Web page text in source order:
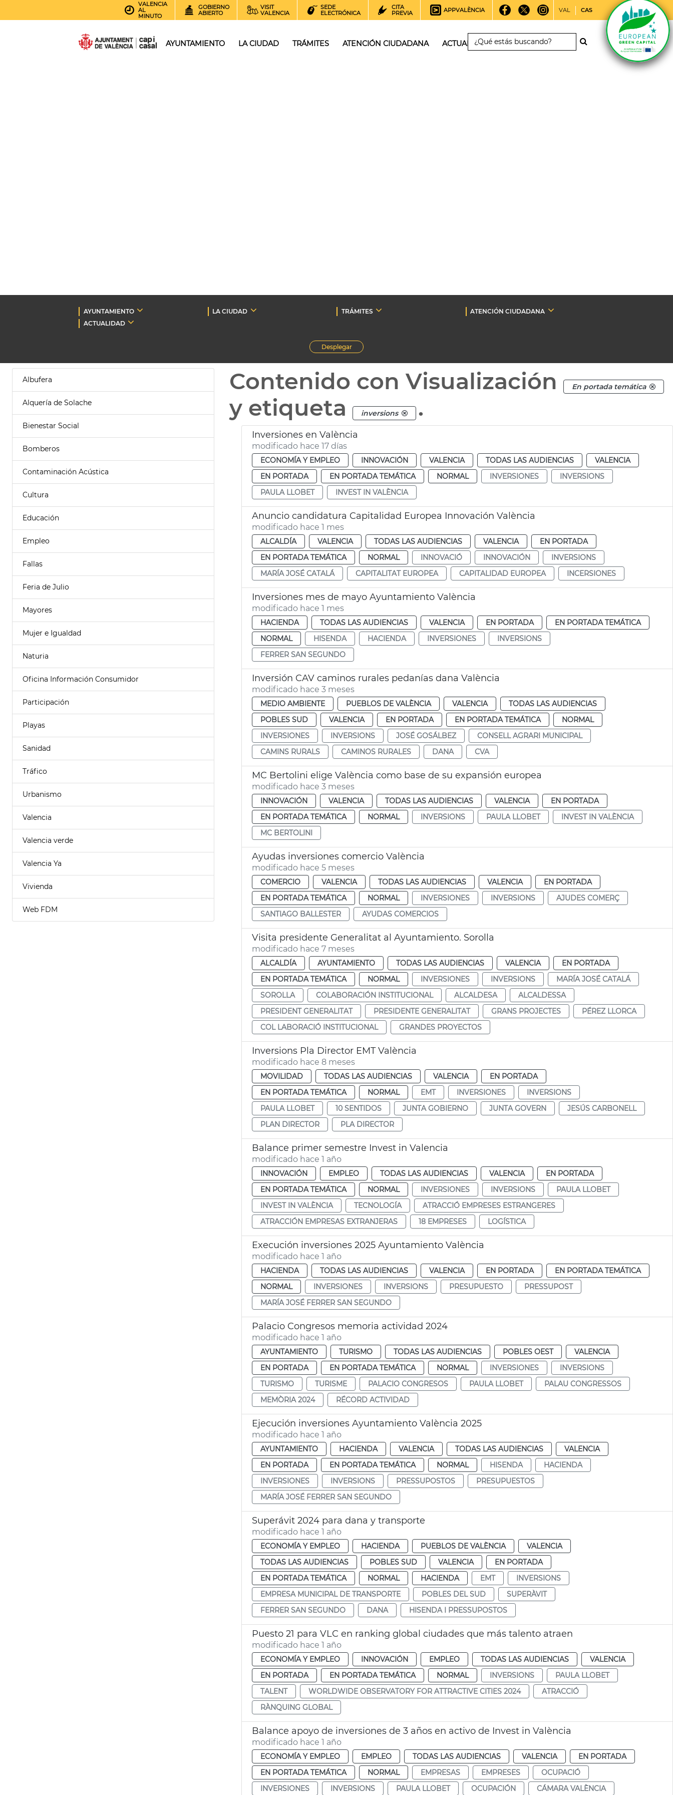
VALENCIA
AL
MINUTO
GOBIERNO
ABIERTO
VISIT
VALENCIA
SEDE
ELECTRÓNICA
CITA
PREVIA
APPVALÈNCIA VAL CAS
AYUNTAMIENTO LA CIUDAD TRÁMITES ATENCIÓN CIUDADANA ACTUALIDAD
AYUNTAMIENTO LA CIUDAD TRÁMITES
ATENCIÓN CIUDADANA
ACTUALIDAD
Desplegar
Albufera
Alquería de Solache
Bienestar Social
Bomberos
Contaminación Acústica
Cultura
Educación
Empleo
Fallas
Feria de Julio
Mayores
Mujer e Igualdad
Naturia
Oficina Información Consumidor
Participación
Playas
Sanidad
Tráfico
Urbanismo
Valencia
Valencia verde
Valencia Ya
Vivienda
Web FDM
Contenido con Visualización En portada temática
y etiqueta inversions .
Inversiones en València
modificado hace 17 días
ECONOMÍA Y EMPLEO INNOVACIÓN VALENCIA TODAS LAS AUDIENCIAS
VALENCIA
EN PORTADA
EN PORTADA TEMÁTICA NORMAL INVERSIONES
INVERSIONS
PAULA LLOBET
INVEST IN VALÈNCIA
Anuncio candidatura Capitalidad Europea Innovación València
modificado hace 1 mes
ALCALDÍA VALENCIA TODAS LAS AUDIENCIAS VALENCIA
EN PORTADA
EN PORTADA TEMÁTICA
NORMAL INNOVACIÓ INNOVACIÓN
INVERSIONS
MARÍA JOSÉ CATALÁ
CAPITALITAT EUROPEA CAPITALIDAD EUROPEA INCERSIONES
Inversiones mes de mayo Ayuntamiento València
modificado hace 1 mes
HACIENDA TODAS LAS AUDIENCIAS VALENCIA EN PORTADA
EN PORTADA TEMÁTICA
NORMAL
HISENDA HACIENDA INVERSIONES
INVERSIONS
FERRER SAN SEGUNDO
Inversión CAV caminos rurales pedanías dana València
modificado hace 3 meses
MEDIO AMBIENTE PUEBLOS DE VALÈNCIA VALENCIA
TODAS LAS AUDIENCIAS
POBLES SUD
VALENCIA EN PORTADA EN PORTADA TEMÁTICA
NORMAL
INVERSIONES
INVERSIONS JOSÉ GOSÁLBEZ
CONSELL AGRARI MUNICIPAL
CAMINS RURALS
CAMINOS RURALES DANA CVA
MC Bertolini elige València como base de su expansión europea
modificado hace 3 meses
INNOVACIÓN VALENCIA TODAS LAS AUDIENCIAS VALENCIA
EN PORTADA
EN PORTADA TEMÁTICA
NORMAL INVERSIONS PAULA LLOBET
INVEST IN VALÈNCIA
MC BERTOLINI
Ayudas inversiones comercio València
modificado hace 5 meses
COMERCIO VALENCIA TODAS LAS AUDIENCIAS VALENCIA
EN PORTADA
EN PORTADA TEMÁTICA
NORMAL INVERSIONES INVERSIONS
AJUDES COMERÇ
SANTIAGO BALLESTER
AYUDAS COMERCIOS
Visita presidente Generalitat al Ayuntamiento. Sorolla
modificado hace 7 meses
ALCALDÍA AYUNTAMIENTO TODAS LAS AUDIENCIAS VALENCIA
EN PORTADA
EN PORTADA TEMÁTICA
NORMAL INVERSIONES INVERSIONS
MARÍA JOSÉ CATALÁ
SOROLLA
COLABORACIÓN INSTITUCIONAL ALCALDESA
ALCALDESSA
PRESIDENT GENERALITAT
PRESIDENTE GENERALITAT GRANS PROJECTES
PÉREZ LLORCA
COL LABORACIÓ INSTITUCIONAL
GRANDES PROYECTOS
Inversions Pla Director EMT València
modificado hace 8 meses
MOVILIDAD TODAS LAS AUDIENCIAS VALENCIA
EN PORTADA
EN PORTADA TEMÁTICA
NORMAL EMT INVERSIONES
INVERSIONS
PAULA LLOBET
10 SENTIDOS JUNTA GOBIERNO JUNTA GOVERN
JESÚS CARBONELL
PLAN DIRECTOR
PLA DIRECTOR
Balance primer semestre Invest in Valencia
modificado hace 1 año
INNOVACIÓN EMPLEO TODAS LAS AUDIENCIAS VALENCIA
EN PORTADA
EN PORTADA TEMÁTICA
NORMAL INVERSIONES INVERSIONS
PAULA LLOBET
INVEST IN VALÈNCIA
TECNOLOGÍA
ATRACCIÓ EMPRESES ESTRANGERES
ATRACCIÓN EMPRESAS EXTRANJERAS
18 EMPRESES LOGÍSTICA
Execución inversiones 2025 Ayuntamiento València
modificado hace 1 año
HACIENDA TODAS LAS AUDIENCIAS VALENCIA EN PORTADA
EN PORTADA TEMÁTICA
NORMAL
INVERSIONES INVERSIONS PRESUPUESTO
PRESSUPOST
MARÍA JOSÉ FERRER SAN SEGUNDO
Palacio Congresos memoria actividad 2024
modificado hace 1 año
AYUNTAMIENTO TURISMO TODAS LAS AUDIENCIAS POBLES OEST
VALENCIA
EN PORTADA
EN PORTADA TEMÁTICA NORMAL INVERSIONES
INVERSIONS
TURISMO
TURISME PALACIO CONGRESOS PAULA LLOBET
PALAU CONGRESSOS
MEMÒRIA 2024
RÉCORD ACTIVIDAD
Ejecución inversiones Ayuntamiento València 2025
modificado hace 1 año
AYUNTAMIENTO HACIENDA VALENCIA TODAS LAS AUDIENCIAS
VALENCIA
EN PORTADA
EN PORTADA TEMÁTICA NORMAL HISENDA
HACIENDA
INVERSIONES
INVERSIONS PRESSUPOSTOS
PRESUPUESTOS
MARÍA JOSÉ FERRER SAN SEGUNDO
Superávit 2024 para dana y transporte
modificado hace 1 año
ECONOMÍA Y EMPLEO HACIENDA PUEBLOS DE VALÈNCIA
VALENCIA
TODAS LAS AUDIENCIAS
POBLES SUD VALENCIA
EN PORTADA
EN PORTADA TEMÁTICA
NORMAL HACIENDA EMT
INVERSIONS
EMPRESA MUNICIPAL DE TRANSPORTE
POBLES DEL SUD
SUPERÀVIT
FERRER SAN SEGUNDO
DANA HISENDA I PRESSUPOSTOS
Puesto 21 para VLC en ranking global ciudades que más talento atraen
modificado hace 1 año
ECONOMÍA Y EMPLEO INNOVACIÓN EMPLEO TODAS LAS AUDIENCIAS
VALENCIA
EN PORTADA
EN PORTADA TEMÁTICA NORMAL INVERSIONS
PAULA LLOBET
TALENT
WORLDWIDE OBSERVATORY FOR ATTRACTIVE CITIES 2024
ATRACCIÓ
RÀNQUING GLOBAL
Balance apoyo de inversiones de 3 años en activo de Invest in València
modificado hace 1 año
ECONOMÍA Y EMPLEO EMPLEO TODAS LAS AUDIENCIAS VALENCIA
EN PORTADA
EN PORTADA TEMÁTICA
NORMAL EMPRESAS EMPRESES
OCUPACIÓ
INVERSIONES
INVERSIONS PAULA LLOBET OCUPACIÓN CÁMARA VALÈNCIA